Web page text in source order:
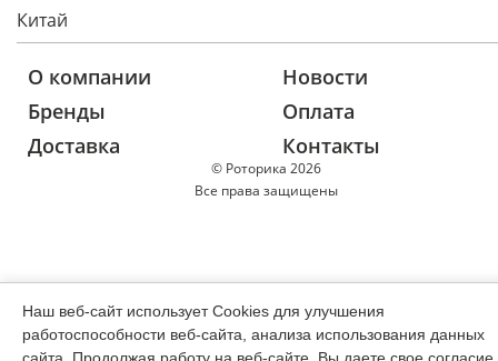
Китай
© Роторика 2026
Все права защищены
О компании
Новости
Бренды
Оплата
Доставка
Контакты
Наш веб-сайт использует Cookies для улучшения
работоспособности веб-сайта, анализа использования данных